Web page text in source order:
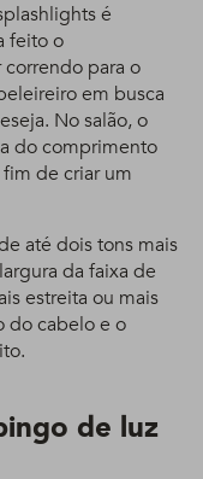
é
feito o
para o
em busca
No salão, o
do comprimento
de criar um
até dois tons mais
da faixa de
estreita ou mais
do cabelo e o
de luz